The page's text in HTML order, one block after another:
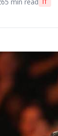
IT